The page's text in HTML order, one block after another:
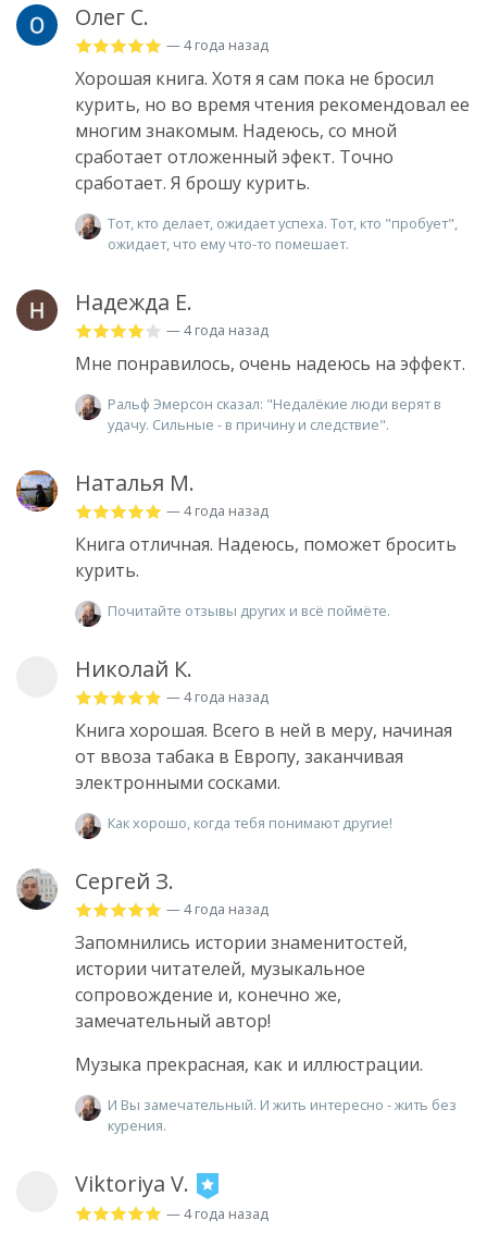
Олег С.
— 4 года назад
Хорошая книга. Хотя я сам пока не бросил
курить, но во время чтения рекомендовал ее
многим знакомым. Надеюсь, со мной
сработает отложенный эфект. Точно
сработает. Я брошу курить.
Тот, кто делает, ожидает успеха. Тот, кто "пробует",
ожидает, что ему что-то помешает.
Надежда Е.
— 4 года назад
Мне понравилось, очень надеюсь на эффект.
Ральф Эмерсон сказал: "Недалёкие люди верят в
удачу. Сильные - в причину и следствие".
Наталья М.
— 4 года назад
Книга отличная. Надеюсь, поможет бросить
курить.
Почитайте отзывы других и всё поймёте.
Николай К.
— 4 года назад
Книга хорошая. Всего в ней в меру, начиная
от ввоза табака в Европу, заканчивая
электронными сосками.
Как хорошо, когда тебя понимают другие!
Сергей З.
— 4 года назад
Запомнились истории знаменитостей,
истории читателей, музыкальное
сопровождение и, конечно же,
замечательный автор!
Музыка прекрасная, как и иллюстрации.
И Вы замечательный. И жить интересно - жить без
курения.
Viktoriya V.
— 4 года назад